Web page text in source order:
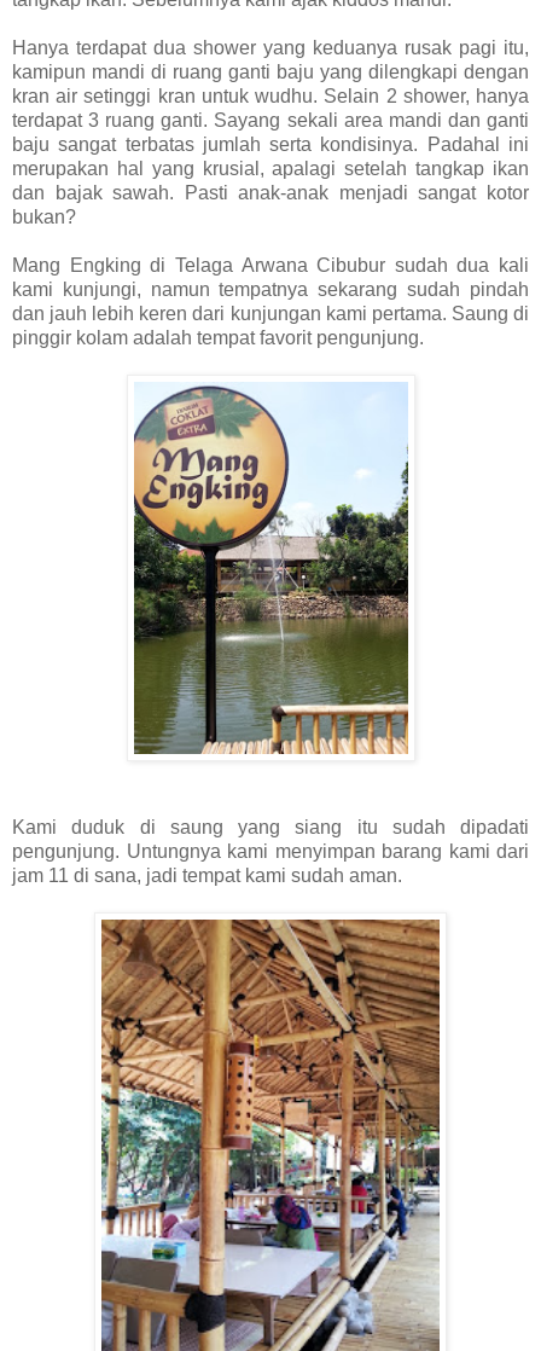
Hanya terdapat dua shower yang keduanya rusak pagi itu,
kamipun mandi di ruang ganti baju yang dilengkapi dengan
kran air setinggi kran untuk wudhu. Selain 2 shower, hanya
terdapat 3 ruang ganti. Sayang sekali area mandi dan ganti
baju sangat terbatas jumlah serta kondisinya. Padahal ini
merupakan hal yang krusial, apalagi setelah tangkap ikan
dan bajak sawah. Pasti anak-anak menjadi sangat kotor
bukan?
Mang Engking di Telaga Arwana Cibubur sudah dua kali
kami kunjungi, namun tempatnya sekarang sudah pindah
dan jauh lebih keren dari kunjungan kami pertama. Saung di
pinggir kolam adalah tempat favorit pengunjung.
Kami duduk di saung yang siang itu sudah dipadati
pengunjung. Untungnya kami menyimpan barang kami dari
jam 11 di sana, jadi tempat kami sudah aman.